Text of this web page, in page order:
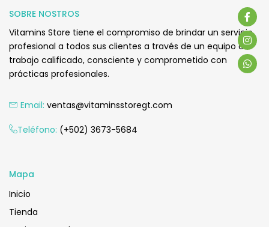
SOBRE NOSTROS
Vitamins Store tiene el compromiso de brindar un servicio
profesional a todos sus clientes a través de un equipo de
trabajo calificado, consciente y comprometido con
prácticas profesionales.
Email: ventas@vitaminsstoregt.com
Teléfono: (+502) 3673-5684
Mapa
Inicio
Tienda